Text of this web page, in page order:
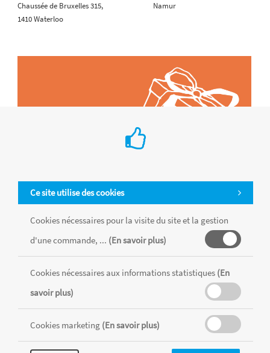
Ce site utilise des cookies
Cookies nécessaires pour la visite du site et la gestion
d'une commande, ... (En savoir plus)
Cookies nécessaires aux informations statistiques (En
savoir plus)
Cookies marketing (En savoir plus)
Chaussée de Bruxelles 315,
1410 Waterloo
Namur
Tous les produits sont vendus dans la limite des stocks disponibles de
chaque magasin, toutes taxes comprises.
MENTIONS LÉGALES CONDITIONS GÉNÉRALES
RÉALISÉ AVEC MERCATOR